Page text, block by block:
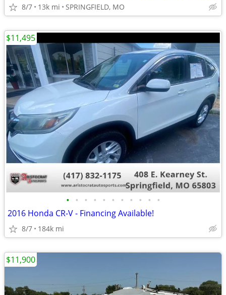
8/7 13k mi SPRINGFIELD, MO
• • • • • • • • • • •
2016 Honda CR-V - Financing Available!
8/7 184k mi
$11,495
$11,900